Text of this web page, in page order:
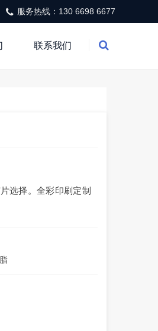
服务热线：130 6698 6677
联系我们
选择。全彩印刷定制